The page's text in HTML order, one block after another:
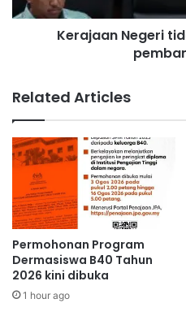
r
a
n
f
a
a
T
U
N
S
N
i
t
i
d
a
p
i
n
g
g
i
Kerajaan Negeri
Related Articles
Permohonan Program
Dermasiswa B40 Tahun
2026 kini dibuka
1 hour ago